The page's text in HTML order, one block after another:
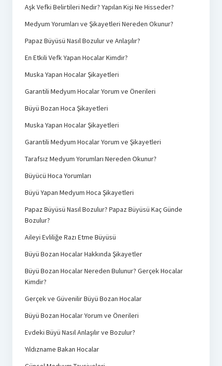
Aşk Vefki Belirtileri Nedir? Yapılan Kişi Ne Hisseder?
Medyum Yorumları ve Şikayetleri Nereden Okunur?
Papaz Büyüsü Nasıl Bozulur ve Anlaşılır?
En Etkili Vefk Yapan Hocalar Kimdir?
Muska Yapan Hocalar Şikayetleri
Garantili Medyum Hocalar Yorum ve Önerileri
Büyü Bozan Hoca Şikayetleri
Muska Yapan Hocalar Şikayetleri
Garantili Medyum Hocalar Yorum ve Şikayetleri
Tarafsız Medyum Yorumları Nereden Okunur?
Büyücü Hoca Yorumları
Büyü Yapan Medyum Hoca Şikayetleri
Papaz Büyüsü Nasıl Bozulur? Papaz Büyüsü Kaç Günde
Bozulur?
Aileyi Evliliğe Razı Etme Büyüsü
Büyü Bozan Hocalar Hakkında Şikayetler
Büyü Bozan Hocalar Nereden Bulunur? Gerçek Hocalar
Kimdir?
Gerçek ve Güvenilir Büyü Bozan Hocalar
Büyü Bozan Hocalar Yorum ve Önerileri
Evdeki Büyü Nasıl Anlaşılır ve Bozulur?
Yıldızname Bakan Hocalar